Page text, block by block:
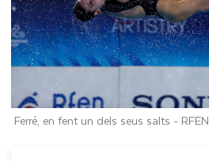
Ferré, en fent un dels seus salts - RFEN